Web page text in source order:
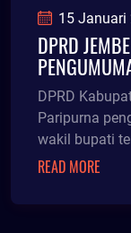
15 Januari
DPRD
DPRD
Paripurna
wakil bupati
pengumuman
READ MORE